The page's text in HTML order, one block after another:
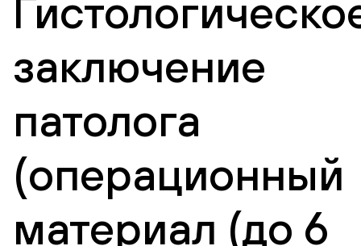
заключение
патолога
(операционный
материал (до 6